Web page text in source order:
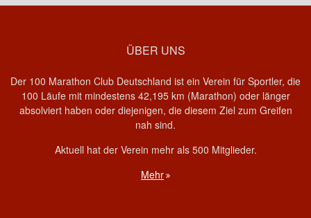
ÜBER UNS
Der 100 Marathon Club Deutschland ist ein Verein für Sportler, die
100 Läufe mit mindestens 42,195 km (Marathon) oder länger
absolviert haben oder diejenigen, die diesem Ziel zum Greifen
nah sind.
Aktuell hat der Verein mehr als 500 Mitglieder.
Mehr